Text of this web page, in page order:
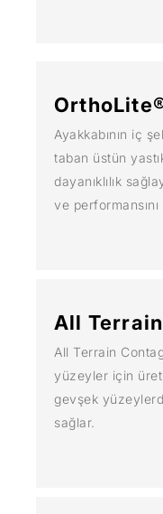
Ayakkabının iç
taban üstün
dayanıklılık
ve performansını
All
All Terrain
yüzeyler için
gevşek
sağlar.